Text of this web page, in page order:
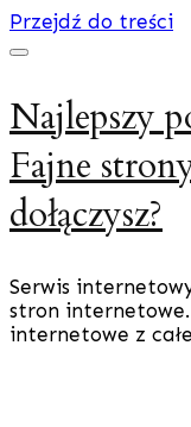
Przejdź do treści
Najlepszy
Fajne
dołączysz?
Serwis
stron
internetowe z